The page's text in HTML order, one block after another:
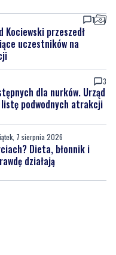
1
Kociewski przeszedł
uczestników na
3
dla nurków. Urząd
podwodnych atrakcji
7 sierpnia 2026
Dieta, błonnik i
działają